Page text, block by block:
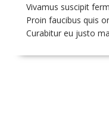
Vivamus suscipit
Proin faucibus quis
Curabitur eu justo